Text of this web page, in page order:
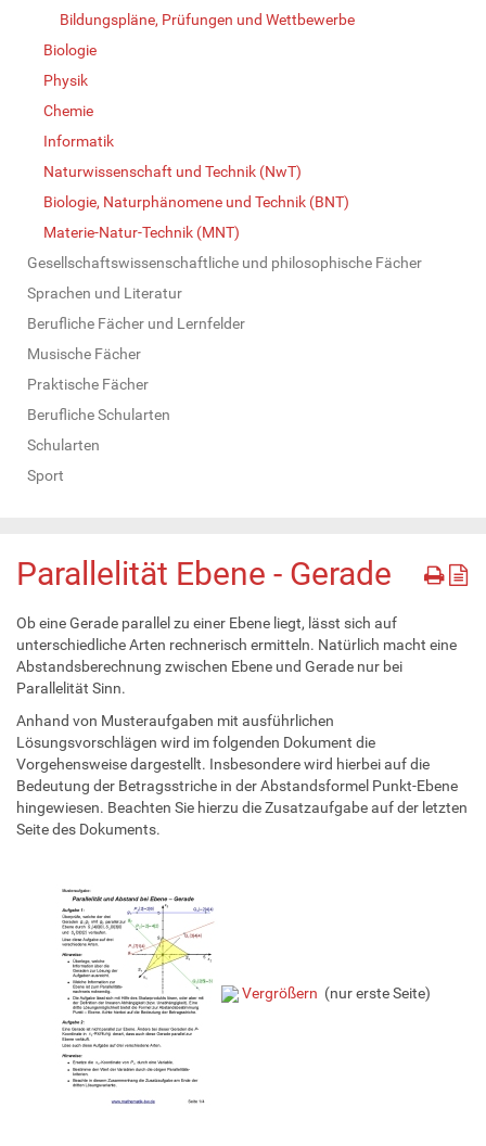
Bildungspläne, Prüfungen und Wettbewerbe
Biologie
Physik
Chemie
Informatik
Naturwissenschaft und Technik (NwT)
Biologie, Naturphänomene und Technik (BNT)
Materie-Natur-Technik (MNT)
Gesellschaftswissenschaftliche und philosophische Fächer
Sprachen und Literatur
Berufliche Fächer und Lernfelder
Musische Fächer
Praktische Fächer
Berufliche Schularten
Schularten
Sport
Parallelität Ebene - Gerade
Ob eine Gerade parallel zu einer Ebene liegt, lässt sich auf
unterschiedliche Arten rechnerisch ermitteln. Natürlich macht eine
Abstandsberechnung zwischen Ebene und Gerade nur bei
Parallelität Sinn.
Anhand von Musteraufgaben mit ausführlichen
Lösungsvorschlägen wird im folgenden Dokument die
Vorgehensweise dargestellt. Insbesondere wird hierbei auf die
Bedeutung der Betragsstriche in der Abstandsformel Punkt-Ebene
hingewiesen. Beachten Sie hierzu die Zusatzaufgabe auf der letzten
Seite des Dokuments.
Vergrößern (nur erste Seite)